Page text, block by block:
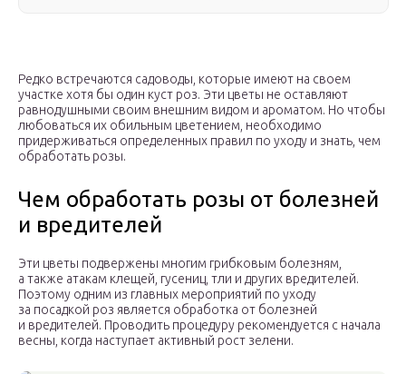
Редко встречаются садоводы, которые имеют на своем
участке хотя бы один куст роз. Эти цветы не оставляют
равнодушными своим внешним видом и ароматом. Но чтобы
любоваться их обильным цветением, необходимо
придерживаться определенных правил по уходу и знать, чем
обработать розы.
Чем обработать розы от болезней
и вредителей
Эти цветы подвержены многим грибковым болезням,
а также атакам клещей, гусениц, тли и других вредителей.
Поэтому одним из главных мероприятий по уходу
за посадкой роз является обработка от болезней
и вредителей. Проводить процедуру рекомендуется с начала
весны, когда наступает активный рост зелени.